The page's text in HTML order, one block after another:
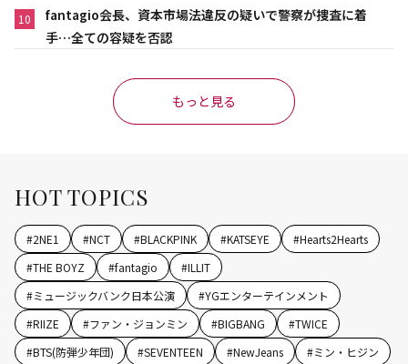
10
fantagio会長、資本市場法違反の疑いで警察が捜査に着
手…全ての容疑を否認
もっと見る
HOT TOPICS
#2NE1 #NCT #BLACKPINK #KATSEYE #Hearts2Hearts
#THE BOYZ #fantagio #ILLIT
#ミュージックバンク日本公演 #YGエンターテインメント
#RIIZE #ファン・ジョンミン #BIGBANG #TWICE
#BTS(防弾少年団) #SEVENTEEN #NewJeans #ミン・ヒジン